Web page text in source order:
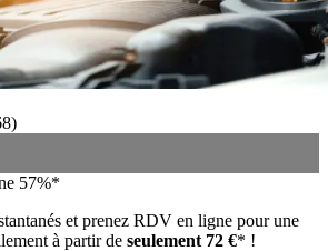
)
57%*
et prenez RDV en ligne pour une
à partir de seulement 72 €* !